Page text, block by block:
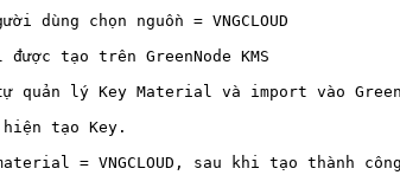
dùng chọn nguồn = VNGCLOUD
được tạo trên GreenNode KMS
quản lý Key Material và import vào
hiện tạo Key.
= VNGCLOUD, sau khi tạo thành